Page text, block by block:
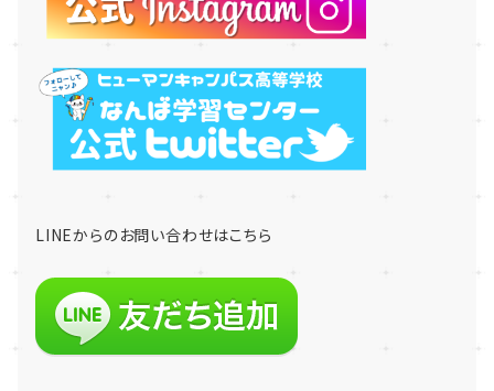
LINEからのお問い合わせはこちら